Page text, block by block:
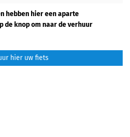
hebben hier een aparte
de knop om naar de verhuur
hier uw fiets